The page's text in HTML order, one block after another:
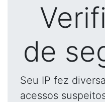
de
Seu IP fez
acessos